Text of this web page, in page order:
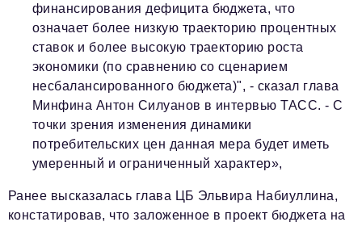
финансирования дефицита бюджета, что
означает более низкую траекторию процентных
ставок и более высокую траекторию роста
экономики (по сравнению со сценарием
несбалансированного бюджета)", - сказал глава
Минфина Антон Силуанов в интервью ТАСС. - С
точки зрения изменения динамики
потребительских цен данная мера будет иметь
умеренный и ограниченный характер»,
Ранее высказалась глава ЦБ Эльвира Набиуллина,
констатировав, что заложенное в проект бюджета на